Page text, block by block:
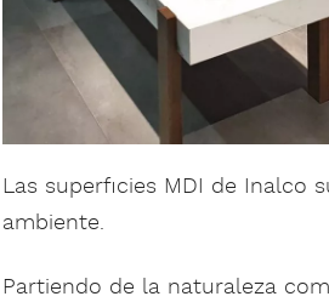
Las superficies MDI de Inalco
ambiente.
Partiendo de la naturaleza